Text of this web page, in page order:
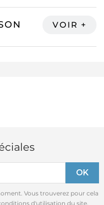
Vous trouverez pour cela
d'utilisation du site.